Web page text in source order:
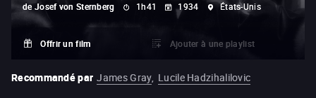
de Josef von Sternberg 1h41 1934 États-Unis
Offrir un film Ajouter à une playlist
Recommandé par James Gray, Lucile Hadzihalilovic